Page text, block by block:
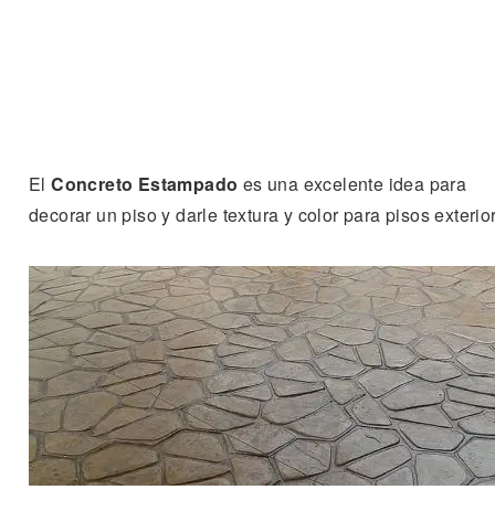
ElConcreto Estampado es una excelente idea para
decorar un piso y darle textura y color para pisos